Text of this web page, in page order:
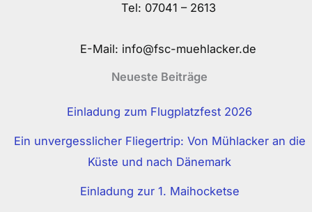
Tel: 07041 – 2613
E-Mail: info@fsc-muehlacker.de
Neueste Beiträge
Einladung zum Flugplatzfest 2026
Ein unvergesslicher Fliegertrip: Von Mühlacker an die
Küste und nach Dänemark
Einladung zur 1. Maihocketse